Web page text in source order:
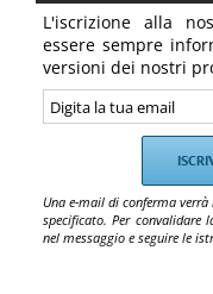
L'iscrizione alla
essere sempre
versioni dei nostri
Una e-mail di conferma
specificato. Per
nel messaggio e seguire le